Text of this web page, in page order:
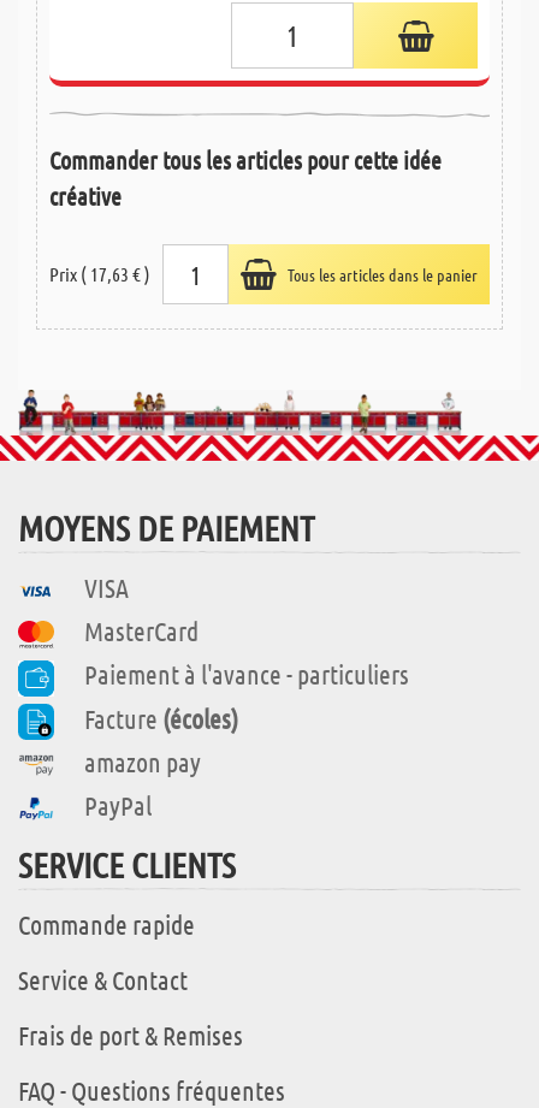
Commander tous les articles pour cette idée
créative
Prix ( 17,63 € ) Tous les articles dans le panier
MOYENS DE PAIEMENT
VISA
MasterCard
Paiement à l'avance - particuliers
Facture (écoles)
amazon pay
PayPal
SERVICE CLIENTS
Commande rapide
Service & Contact
Frais de port & Remises
FAQ - Questions fréquentes